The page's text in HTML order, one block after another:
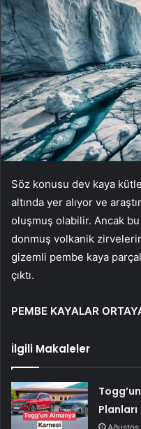
Söz konusu dev kaya
altında yer alıyor ve
oluşmuş olabilir. Ancak bu
donmuş volkanik
gizemli pembe kaya
çıktı.
PEMBE KAYALAR
İlgili Makaleler
Planları